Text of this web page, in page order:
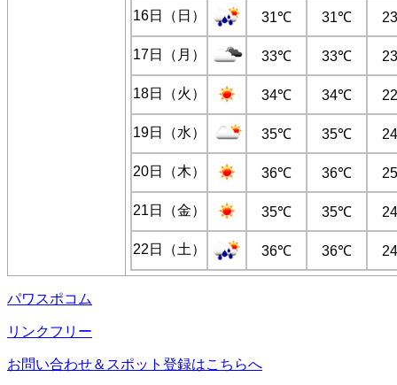
16日（日） 31℃ 31℃
17日（月） 33℃ 33℃
18日（火） 34℃ 34℃
19日（水） 35℃ 35℃
20日（木） 36℃ 36℃
21日（金） 35℃ 35℃
22日（土） 36℃ 36℃
パワスポコム
リンクフリー
お問い合わせ＆スポット登録はこちらへ